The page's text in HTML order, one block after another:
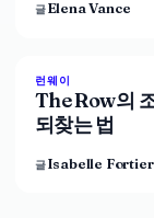
글Elena Vance
런웨이
The Row의
되찾는 법
글Isabelle Fortier